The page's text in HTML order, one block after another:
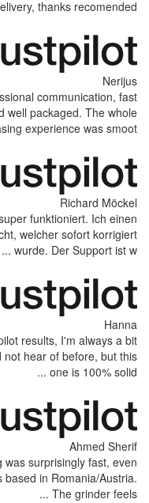
thanks recomended
Nerijus
communication, fast
well packaged. The whole
experience was smoot ...
Richard Möckel
funktioniert. Ich einen
welcher sofort korrigiert
wurde. Der Support ist w ...
Hanna
results, I'm always a bit
hear of before, but this
one is 100% solid ...
Ahmed Sherif
surprisingly fast, even
based in Romania/Austria.
The grinder feels ...